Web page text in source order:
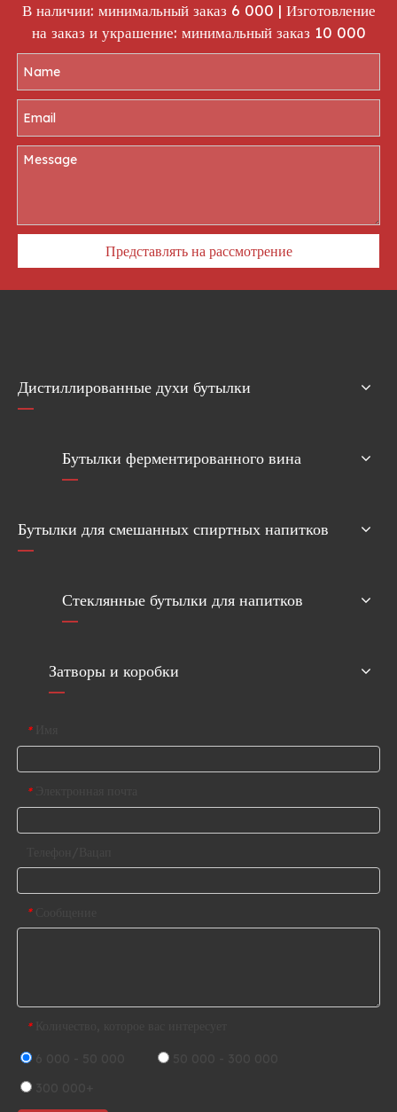
В наличии: минимальный заказ 6 000 | Изготовление
на заказ и украшение: минимальный заказ 10 000
Представлять на рассмотрение
Дистиллированные духи бутылки
Бутылки ферментированного вина
Бутылки для смешанных спиртных напитков
Стеклянные бутылки для напитков
Затворы и коробки
*
*
*
*